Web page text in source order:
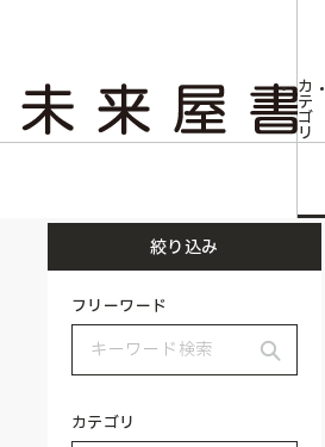
カ
テ
ゴ
リ
絞り込み
フリーワード
カテゴリ